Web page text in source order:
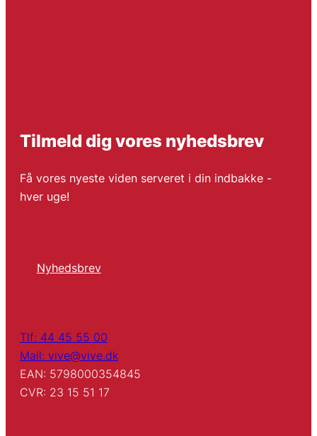
Tilmeld dig vores nyhedsbrev
Få vores nyeste viden serveret i din indbakke -
hver uge!
Nyhedsbrev
Tlf: 44 45 55 00
Mail: vive@vive.dk
EAN: 5798000354845
CVR: 23 15 51 17